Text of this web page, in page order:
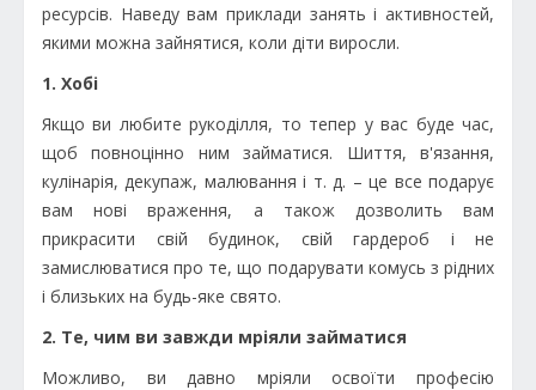
ресурсів. Наведу вам приклади занять і активностей,
якими можна зайнятися, коли діти виросли.
1. Хобі
Якщо ви любите рукоділля, то тепер у вас буде час,
щоб повноцінно ним займатися. Шиття, в'язання,
кулінарія, декупаж, малювання і т. д. – це все подарує
вам нові враження, а також дозволить вам
прикрасити свій будинок, свій гардероб і не
замислюватися про те, що подарувати комусь з рідних
і близьких на будь-яке свято.
2. Те, чим ви завжди мріяли займатися
Можливо, ви давно мріяли освоїти професію